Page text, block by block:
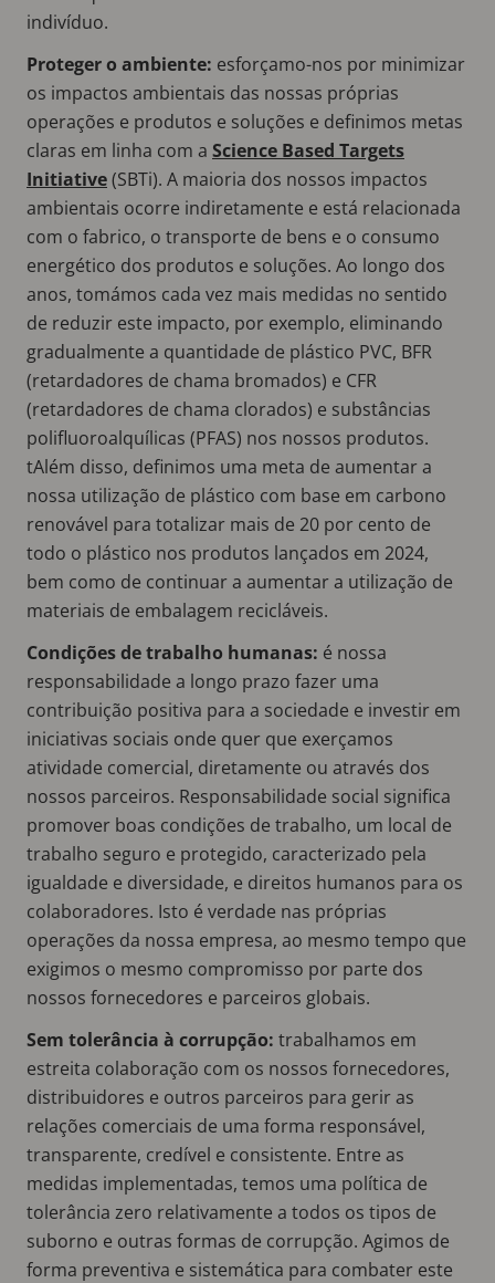
indivíduo.
Proteger o ambiente: esforçamo-nos por minimizar
os impactos ambientais das nossas próprias
operações e produtos e soluções e definimos metas
claras em linha com a Science Based Targets
Initiative(SBTi). A maioria dos nossos impactos
ambientais ocorre indiretamente e está relacionada
com o fabrico, o transporte de bens e o consumo
energético dos produtos e soluções. Ao longo dos
anos, tomámos cada vez mais medidas no sentido
de reduzir este impacto, por exemplo, eliminando
gradualmente a quantidade de plástico PVC, BFR
(retardadores de chama bromados) e CFR
(retardadores de chama clorados) e substâncias
polifluoroalquílicas (PFAS) nos nossos produtos.
tAlém disso, definimos uma meta de aumentar a
nossa utilização de plástico com base em carbono
renovável para totalizar mais de 20 por cento de
todo o plástico nos produtos lançados em 2024,
bem como de continuar a aumentar a utilização de
materiais de embalagem recicláveis.
Condições de trabalho humanas: é nossa
responsabilidade a longo prazo fazer uma
contribuição positiva para a sociedade e investir em
iniciativas sociais onde quer que exerçamos
atividade comercial, diretamente ou através dos
nossos parceiros. Responsabilidade social significa
promover boas condições de trabalho, um local de
trabalho seguro e protegido, caracterizado pela
igualdade e diversidade, e direitos humanos para os
colaboradores. Isto é verdade nas próprias
operações da nossa empresa, ao mesmo tempo que
exigimos o mesmo compromisso por parte dos
nossos fornecedores e parceiros globais.
Sem tolerância à corrupção: trabalhamos em
estreita colaboração com os nossos fornecedores,
distribuidores e outros parceiros para gerir as
relações comerciais de uma forma responsável,
transparente, credível e consistente. Entre as
medidas implementadas, temos uma política de
tolerância zero relativamente a todos os tipos de
suborno e outras formas de corrupção. Agimos de
forma preventiva e sistemática para combater este